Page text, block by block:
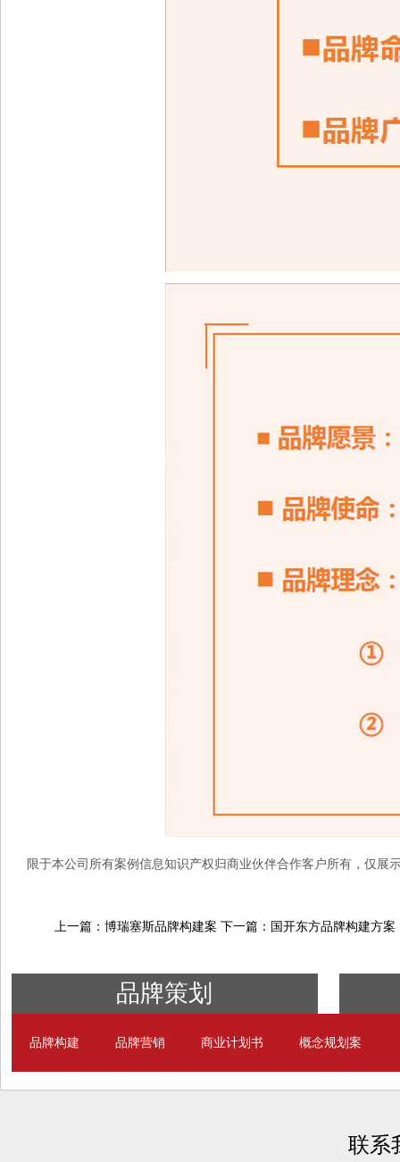
限于本公司所有案例信息知识产权归商业伙伴合作客户所有，仅
上一篇：博瑞塞斯品牌构建案 下一篇：国开东方品牌构建方案
品牌策划
品牌构建 品牌营销 商业计划书 概念规划案
联系